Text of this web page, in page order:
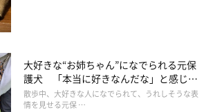
れている夫のことが羨ましかったですね
大好きな“お姉ちゃん”になでられる元保
護犬 「本当に好きなんだな」と感じる
表情にほっこり
散歩中、大好きな人になでられて、うれしそうな表
情を見せる元保 …